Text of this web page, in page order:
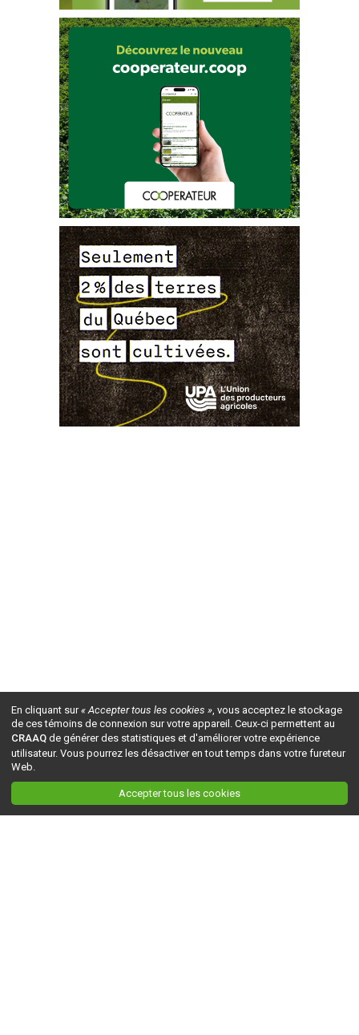
En cliquant sur« Accepter tous les cookies », vous acceptez le stockage
de ces témoins de connexion sur votre appareil. Ceux-ci permettent au
CRAAQ de générer des statistiques et d'améliorer votre expérience
utilisateur. Vous pourrez les désactiver en tout temps dans votre fureteur
Web.
Accepter tous les cookies